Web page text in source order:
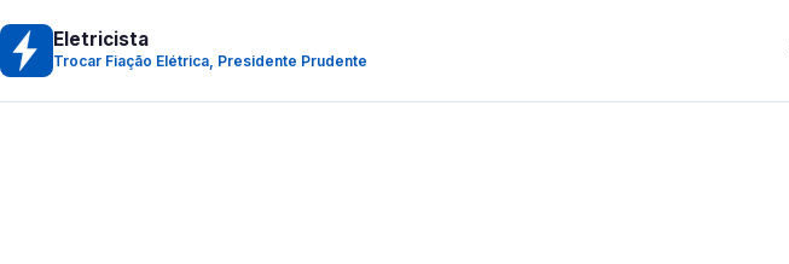
Eletricista
Trocar Fiação Elétrica, Presidente Prudente